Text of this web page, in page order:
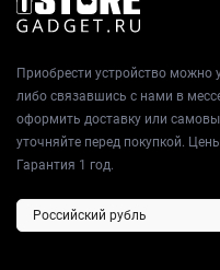
Приобрести устройство можно
либо связавшись с нами в
оформить доставку или
уточняйте перед покупкой.
Гарантия 1 год.